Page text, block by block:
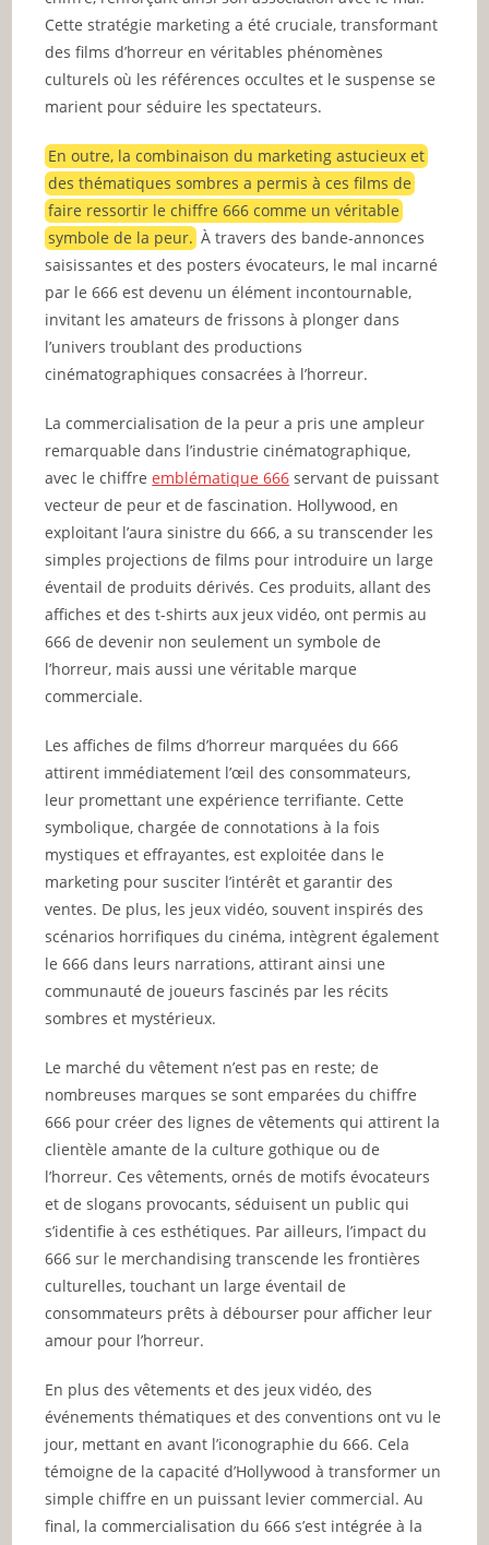
Cette stratégie marketing a été cruciale, transformant
des films d’horreur en véritables phénomènes
culturels où les références occultes et le suspense se
marient pour séduire les spectateurs.
En outre, la combinaison du marketing astucieux et
des thématiques sombres a permis à ces films de
faire ressortir le chiffre 666 comme un véritable
symbole de la peur. À travers des bande-annonces
saisissantes et des posters évocateurs, le mal incarné
par le 666 est devenu un élément incontournable,
invitant les amateurs de frissons à plonger dans
l’univers troublant des productions
cinématographiques consacrées à l’horreur.
La commercialisation de la peur a pris une ampleur
remarquable dans l’industrie cinématographique,
avec le chiffreemblématique 666 servant de puissant
vecteur de peur et de fascination. Hollywood, en
exploitant l’aura sinistre du 666, a su transcender les
simples projections de films pour introduire un large
éventail de produits dérivés. Ces produits, allant des
affiches et des t-shirts aux jeux vidéo, ont permis au
666 de devenir non seulement un symbole de
l’horreur, mais aussi une véritable marque
commerciale.
Les affiches de films d’horreur marquées du 666
attirent immédiatement l’œil des consommateurs,
leur promettant une expérience terrifiante. Cette
symbolique, chargée de connotations à la fois
mystiques et effrayantes, est exploitée dans le
marketing pour susciter l’intérêt et garantir des
ventes. De plus, les jeux vidéo, souvent inspirés des
scénarios horrifiques du cinéma, intègrent également
le 666 dans leurs narrations, attirant ainsi une
communauté de joueurs fascinés par les récits
sombres et mystérieux.
Le marché du vêtement n’est pas en reste; de
nombreuses marques se sont emparées du chiffre
666 pour créer des lignes de vêtements qui attirent la
clientèle amante de la culture gothique ou de
l’horreur. Ces vêtements, ornés de motifs évocateurs
et de slogans provocants, séduisent un public qui
s’identifie à ces esthétiques. Par ailleurs, l’impact du
666 sur le merchandising transcende les frontières
culturelles, touchant un large éventail de
consommateurs prêts à débourser pour afficher leur
amour pour l’horreur.
En plus des vêtements et des jeux vidéo, des
événements thématiques et des conventions ont vu le
jour, mettant en avant l’iconographie du 666. Cela
témoigne de la capacité d’Hollywood à transformer un
simple chiffre en un puissant levier commercial. Au
final, la commercialisation du 666 s’est intégrée à la